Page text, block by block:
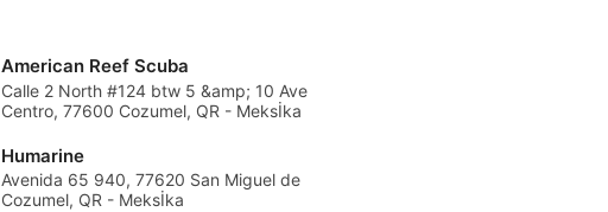
American Reef Scuba
Calle 2 North #124 btw 5 &amp; 10 Ave
Centro, 77600 Cozumel, QR - Meksİka
Humarine
Avenida 65 940, 77620 San Miguel de
Cozumel, QR - Meksİka